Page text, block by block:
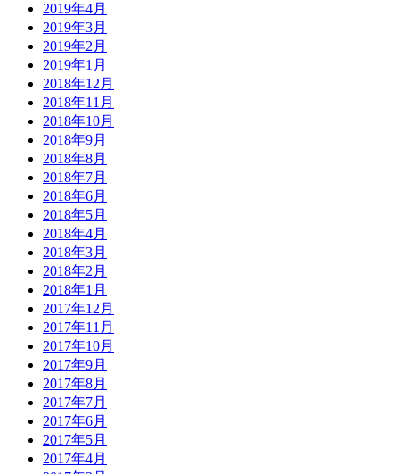
2019年4月
2019年3月
2019年2月
2019年1月
2018年12月
2018年11月
2018年10月
2018年9月
2018年8月
2018年7月
2018年6月
2018年5月
2018年4月
2018年3月
2018年2月
2018年1月
2017年12月
2017年11月
2017年10月
2017年9月
2017年8月
2017年7月
2017年6月
2017年5月
2017年4月